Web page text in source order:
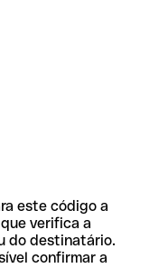
este código a
verifica a
do destinatário.
confirmar a